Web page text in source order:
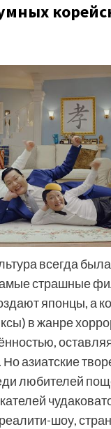
всегда
страшные
японцы, а
в жанре
азиатские
любителей
шоу,